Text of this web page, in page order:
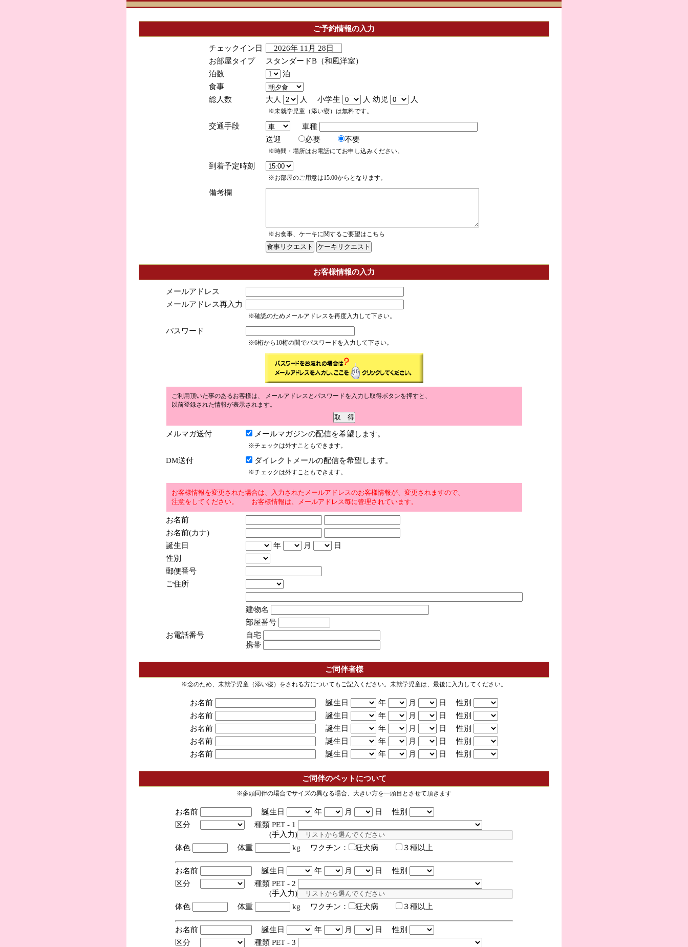
ご予約情報の入力
チェックイン日
2026年 11月 28日
お部屋タイプ
スタンダードB（和風洋室）
泊数
泊
食事
総人数
大人 人 小学生 人 幼児 人
※未就学児童（添い寝）は無料です。
交通手段
車種
送迎
必要 不要
※時間・場所はお電話にてお申し込みください。
到着予定時刻
※お部屋のご用意は15:00からとなります。
備考欄
※お食事、ケーキに関するご要望はこちら
お客様情報の入力
メールアドレス
メールアドレス再入力
※確認のためメールアドレスを再度入力して下さい。
パスワード
※6桁から10桁の間でパスワードを入力して下さい。
ご利用頂いた事のあるお客様は、 メールアドレスとパスワードを入力し取得ボタンを押すと、
以前登録された情報が表示されます。
メルマガ送付 メールマガジンの配信を希望します。
※チェックは外すこともできます。
DM送付 ダイレクトメールの配信を希望します。
※チェックは外すこともできます。
お客様情報を変更された場合は、入力されたメールアドレスのお客様情報が、変更されますので、
注意をしてください。 お客様情報は、メールアドレス毎に管理されています。
お名前
お名前(カナ)
誕生日
年 月
日
性別
郵便番号
ご住所
建物名
部屋番号
お電話番号
自宅
携帯
ご同伴者様
※念のため、未就学児童（添い寝）をされる方についてもご記入ください。未就学児童は、最後に入力してください。
お名前 誕生日 年 月
日 性別
お名前
誕生日 年 月
日 性別
お名前
誕生日 年 月
日 性別
お名前
誕生日 年 月
日 性別
お名前
誕生日 年 月 日 性別
ご同伴のペットについて
※多頭同伴の場合でサイズの異なる場合、大きい方を一頭目とさせて頂きます
お名前 誕生日 年 月
日 性別
区分
種類 PET - 1
(手入力)
体色
体重 kg ワクチン： 狂犬病 ３種以上
お名前 誕生日 年 月
日 性別
区分
種類 PET - 2
(手入力)
体色
体重 kg ワクチン： 狂犬病 ３種以上
お名前 誕生日 年 月
日 性別
区分
種類 PET - 3